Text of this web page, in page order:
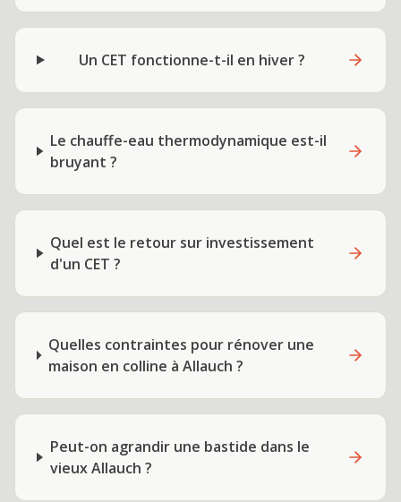
Un CET fonctionne-t-il en hiver ?
Le chauffe-eau thermodynamique est-il
bruyant ?
Quel est le retour sur investissement
d'un CET ?
Quelles contraintes pour rénover une
maison en colline à Allauch ?
Peut-on agrandir une bastide dans le
vieux Allauch ?